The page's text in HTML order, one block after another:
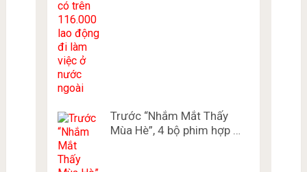
Trước “Nhắm Mắt Thấy
Mùa Hè”, 4 bộ phim hợp …